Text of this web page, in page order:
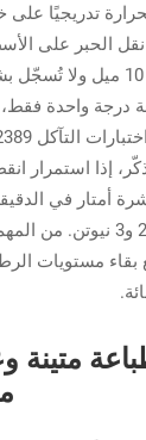
تدريجيًا
الحبر على
الشريطية بسماكة 10
درجة واحدة
إذا استمرار
أمتار في
ضبط التوتر بين 2.5
بقاء مستويات
متينة